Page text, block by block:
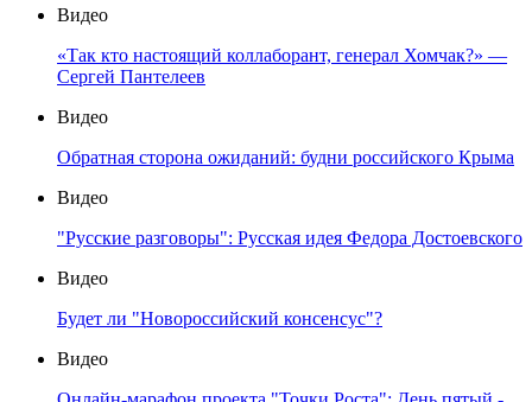
Видео
«Так кто настоящий коллаборант, генерал Хомчак?» —
Сергей Пантелеев
Видео
Обратная сторона ожиданий: будни российского Крыма
Видео
"Русские разговоры": Русская идея Федора Достоевского
Видео
Будет ли "Новороссийский консенсус"?
Видео